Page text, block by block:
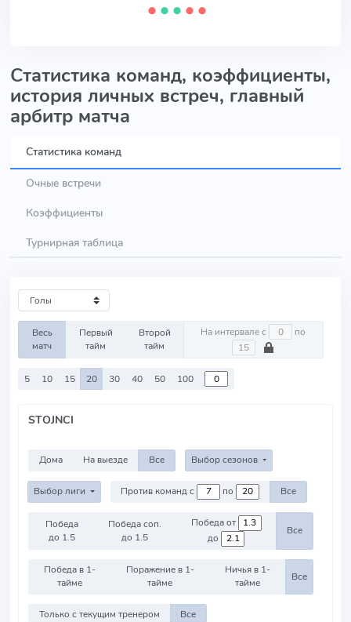
⬤ ⬤ ⬤ ⬤ ⬤
Статистика команд, коэффициенты,
история личных встреч, главный
арбитр матча
Статистика команд
Очные встречи
Коэффициенты
Турнирная таблица
Весь
матч
Первый
тайм
Второй
тайм
На интервале с по
5 10 15 20 30 40 50 100
STOJNCI
Дома На выезде Все Выбор сезонов
Выбор лиги Против команд с по Все
Победа
до 1.5
Победа соп.
до 1.5
Победа от
до
Все
Победа в 1-
тайме
Поражение в 1-
тайме
Ничья в 1-
тайме
Все
Только с текущим тренером Все